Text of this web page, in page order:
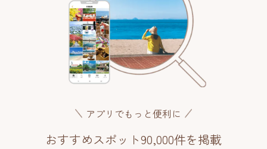
アプリでもっと便利に
おすすめスポット90,000件を掲載